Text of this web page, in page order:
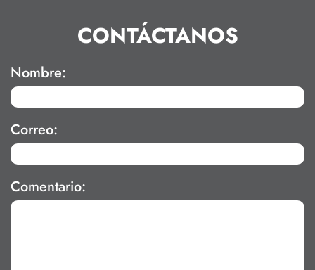
CONTÁCTANOS
Nombre:
Correo:
Comentario: